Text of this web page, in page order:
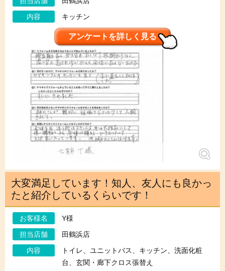
内容
キッチン
アンケートを詳しく見る
大変満足しています！知人、友人にも良かっ
たと紹介しているくらいです！
お客様名
Y様
担当店舗
田鶴浜店
内容
トイレ、ユニットバス、キッチン、洗面化粧
台、玄関・廊下クロス張替え